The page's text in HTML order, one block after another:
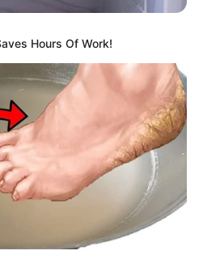
Hours Of Work!